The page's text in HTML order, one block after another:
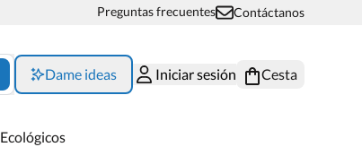
Preguntas frecuentes Contáctanos
Dame ideas Iniciar sesión Cesta
Ecológicos